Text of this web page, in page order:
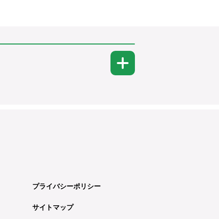
プライバシーポリシー
サイトマップ